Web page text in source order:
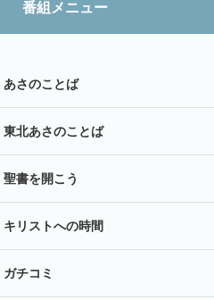
番組メニュー
あさのことば
東北あさのことば
聖書を開こう
キリストへの時間
ガチコミ